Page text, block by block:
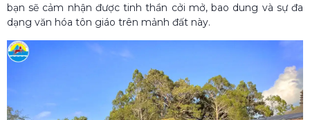
bạn sẽ cảm nhận được tinh thần cởi mở, bao dung và sự đa
dạng văn hóa tôn giáo trên mảnh đất này.